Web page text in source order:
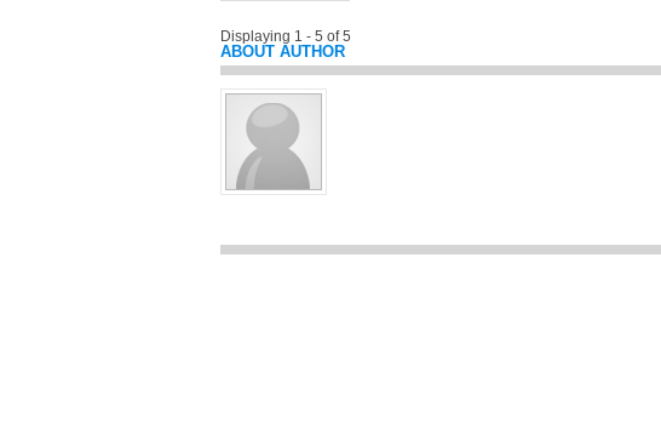
Displaying 1 - 5 of 5
ABOUT AUTHOR